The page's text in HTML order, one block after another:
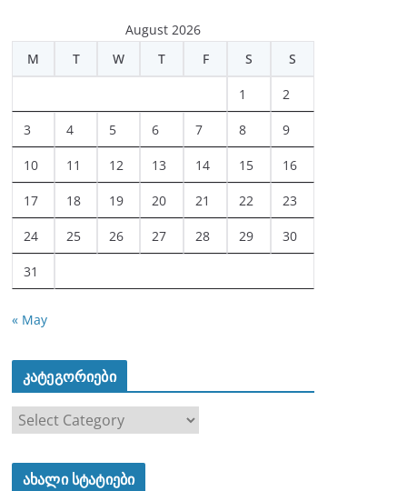
August 2026
M
T W T F S S
1 2
3 4 5 6 7 8 9
10 11 12 13 14 15 16
17 18 19 20 21 22 23
24 25 26 27 28 29 30
31
« May
კატეგორიები
ტ
ახალი სტატიები